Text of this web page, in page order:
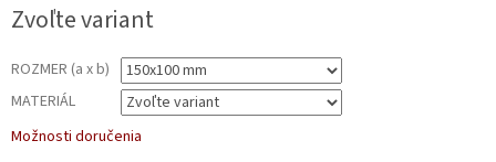
cena:
Zvoľte variant
ROZMER (a x b)
MATERIÁL
Možnosti doručenia